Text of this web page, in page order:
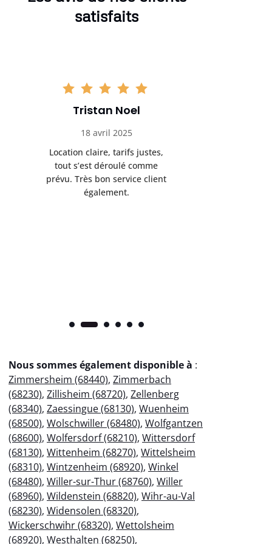
satisfaits
Tristan Noel
18 avril 2025
Location claire, tarifs justes,
tout s’est déroulé comme
prévu. Très bon service client
également.
Nous sommes également disponible à :
Zimmersheim (68440), Zimmerbach
(68230), Zillisheim (68720), Zellenberg
(68340), Zaessingue (68130), Wuenheim
(68500), Wolschwiller (68480), Wolfgantzen
(68600), Wolfersdorf (68210), Wittersdorf
(68130), Wittenheim (68270), Wittelsheim
(68310), Wintzenheim (68920), Winkel
(68480), Willer-sur-Thur (68760), Willer
(68960), Wildenstein (68820), Wihr-au-Val
(68230), Widensolen (68320),
Wickerschwihr (68320), Wettolsheim
(68920), Westhalten (68250),